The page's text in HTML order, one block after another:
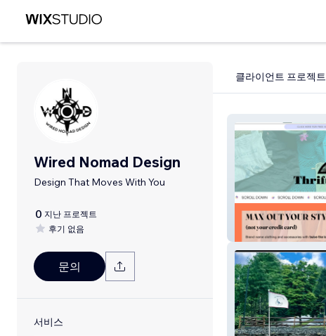
Wired Nomad Design
Design That Moves With You
0 지난 프로젝트
후기 없음
문의
서비스
클라이언트 프로젝트
Thrifted Nomad